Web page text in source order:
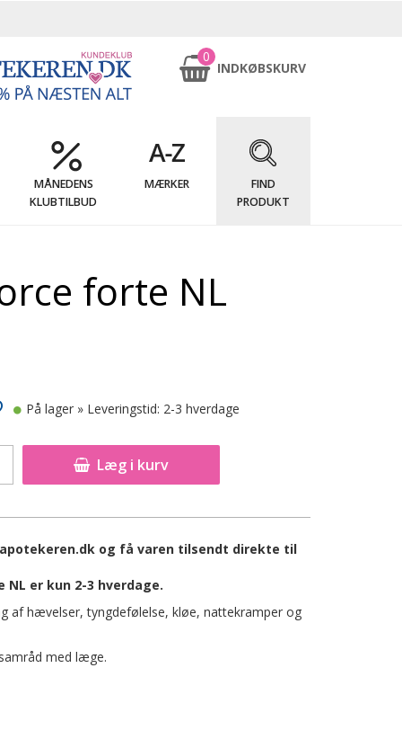
0
INDKØBSKURV
MÅNEDENS
KLUBTILBUD
MÆRKER
FIND
PRODUKT
forte NL
Læg i kurv
På lager » Leveringstid: 2-3 hverdage
og få varen tilsendt direkte til
er kun 2-3 hverdage.
af hævelser, tyngdefølelse, kløe, nattekramper og
med læge.